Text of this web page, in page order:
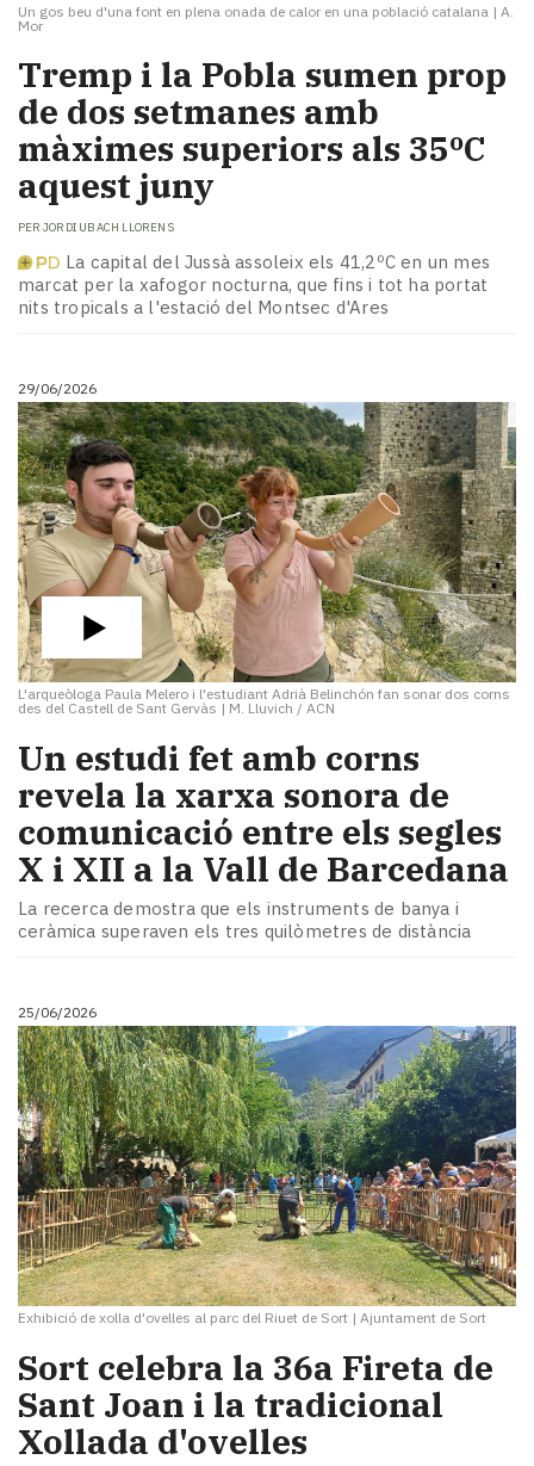
Un gos beu d'una font en plena onada de calor en una població catalana | A.
Mor
Tremp i la Pobla sumen prop
de dos setmanes amb
màximes superiors als 35ºC
aquest juny
PER JORDI UBACH LLORENS
La capital del Jussà assoleix els 41,2ºC en un mes
marcat per la xafogor nocturna, que fins i tot ha portat
nits tropicals a l'estació del Montsec d'Ares
29/06/2026
L'arqueòloga Paula Melero i l'estudiant Adrià Belinchón fan sonar dos corns
des del Castell de Sant Gervàs | M. Lluvich / ACN
Un estudi fet amb corns
revela la xarxa sonora de
comunicació entre els segles
X i XII a la Vall de Barcedana
La recerca demostra que els instruments de banya i
ceràmica superaven els tres quilòmetres de distància
25/06/2026
Exhibició de xolla d'ovelles al parc del Riuet de Sort | Ajuntament de Sort
Sort celebra la 36a Fireta de
Sant Joan i la tradicional
Xollada d'ovelles